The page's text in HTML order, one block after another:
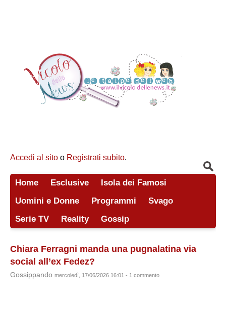
Accedi al sito o Registrati subito.
Home Esclusive
Isola dei Famosi
Uomini e Donne
Programmi
Svago
Serie TV
Reality Gossip
Chiara Ferragni manda una pugnalatina via
social all’ex Fedez?
Gossippando mercoledì, 17/06/2026 16:01 - 1 commento